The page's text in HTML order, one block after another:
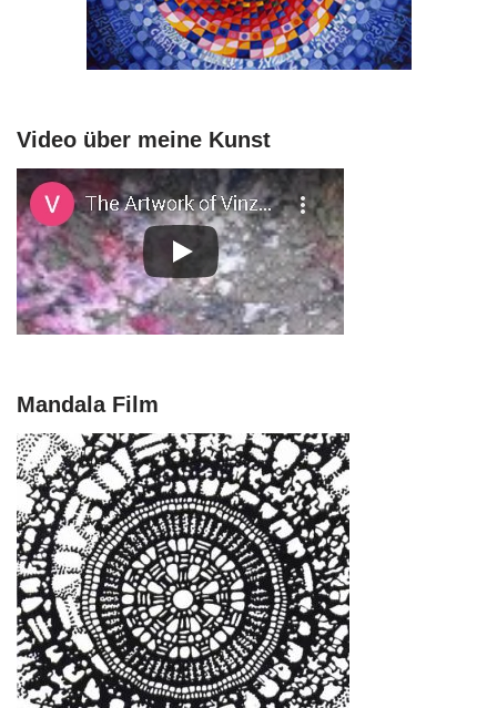
Video über meine Kunst
Mandala Film